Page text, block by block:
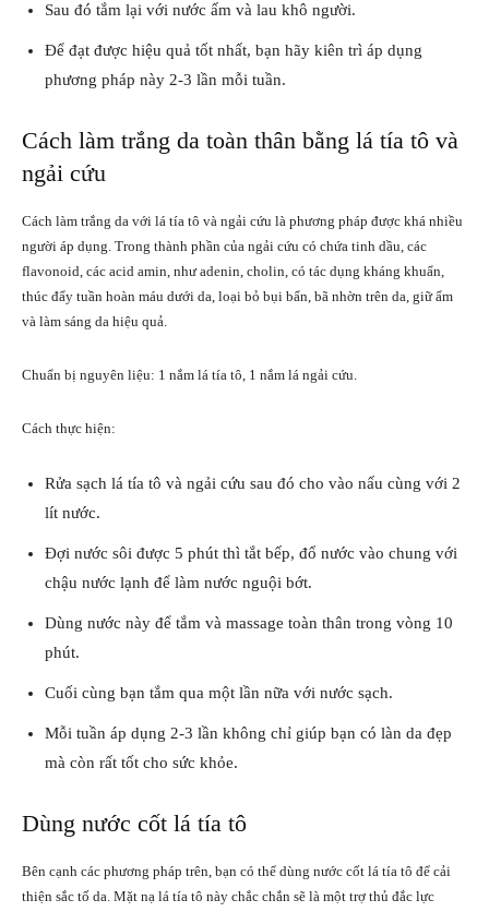
Sau đó tắm lại với nước ấm và lau khô người.
Để đạt được hiệu quả tốt nhất, bạn hãy kiên trì áp dụng
phương pháp này 2-3 lần mỗi tuần.
Cách làm trắng da toàn thân bằng lá tía tô và
ngải cứu
Cách làm trắng da với lá tía tô và ngải cứu là phương pháp được khá nhiều
người áp dụng. Trong thành phần của ngải cứu có chứa tinh dầu, các
flavonoid, các acid amin, như adenin, cholin, có tác dụng kháng khuẩn,
thúc đẩy tuần hoàn máu dưới da, loại bỏ bụi bẩn, bã nhờn trên da, giữ ẩm
và làm sáng da hiệu quả.
Chuẩn bị nguyên liệu: 1 nắm lá tía tô, 1 nắm lá ngải cứu.
Cách thực hiện:
Rửa sạch lá tía tô và ngải cứu sau đó cho vào nấu cùng với 2
lít nước.
Đợi nước sôi được 5 phút thì tắt bếp, đổ nước vào chung với
chậu nước lạnh để làm nước nguội bớt.
Dùng nước này để tắm và massage toàn thân trong vòng 10
phút.
Cuối cùng bạn tắm qua một lần nữa với nước sạch.
Mỗi tuần áp dụng 2-3 lần không chỉ giúp bạn có làn da đẹp
mà còn rất tốt cho sức khỏe.
Dùng nước cốt lá tía tô
Bên cạnh các phương pháp trên, bạn có thể dùng nước cốt lá tía tô để cải
thiện sắc tố da. Mặt nạ lá tía tô này chắc chắn sẽ là một trợ thủ đắc lực